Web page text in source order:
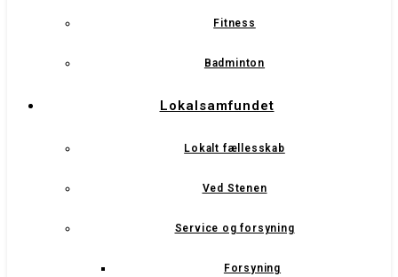
Fitness
Badminton
Lokalsamfundet
Lokalt fællesskab
Ved Stenen
Service og forsyning
Forsyning